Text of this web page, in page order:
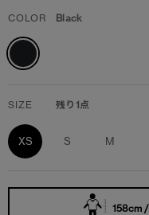
COLOR Black
SIZE 残り1点
XS S M
158cm